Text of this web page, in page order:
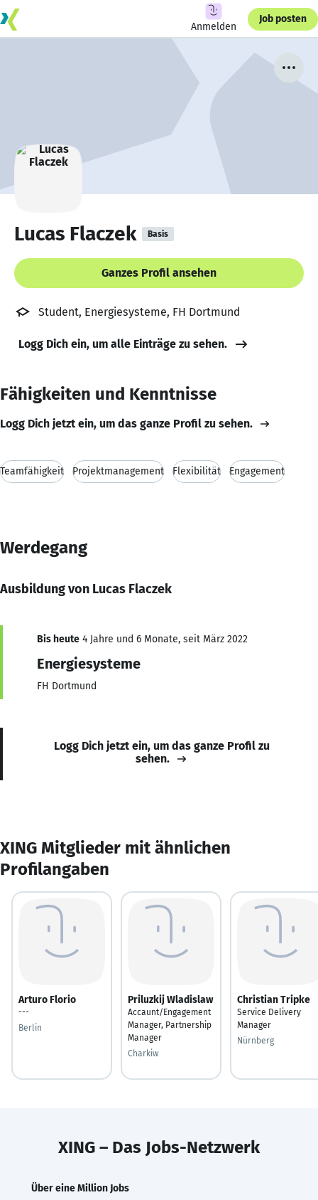
Anmelden
Job posten
Lucas Flaczek Basis
Ganzes Profil ansehen
Student, Energiesysteme, FH Dortmund
Logg Dich ein, um alle Einträge zu sehen.
Fähigkeiten und Kenntnisse
Logg Dich jetzt ein, um das ganze Profil zu sehen.
Teamfähigkeit Projektmanagement Flexibilität Engagement
Werdegang
Ausbildung von Lucas Flaczek
Bis heute 4 Jahre und 6 Monate, seit März 2022
Energiesysteme
FH Dortmund
Logg Dich jetzt ein, um das ganze Profil zu
sehen.
XING Mitglieder mit ähnlichen
Profilangaben
Arturo Florio
---
Berlin
Priluzkij Wladislaw
Accaunt/Engagement
Manager, Partnership
Manager
Charkiw
Christian Tripke
Service Delivery
Manager
Nürnberg
XING – Das Jobs-Netzwerk
Über eine Million Jobs